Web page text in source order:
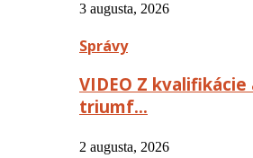
3 augusta, 2026
Správy
VIDEO Z
triumf…
2 augusta, 2026